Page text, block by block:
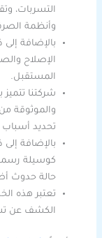
التسربات،
وأنظمة
بالإضافة
الإصلاح
المستقبل.
شركتنا
والموثوقة
تحديد أسباب
بالإضافة
كوسيلة
حالة حدوث
تعتبر هذه
الكشف عن